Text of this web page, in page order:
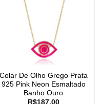
Colar De Olho Grego Prata
925 Pink Neon Esmaltado
Banho Ouro
R$187,00